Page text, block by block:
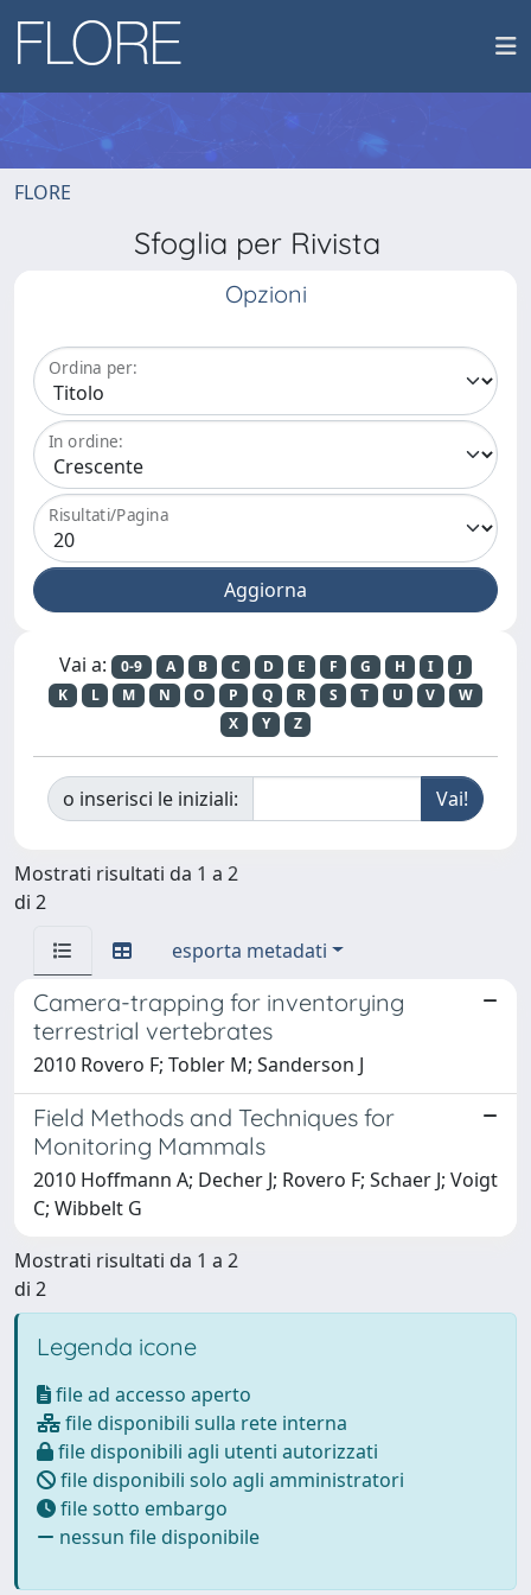
FLORE
Sfoglia per Rivista
Opzioni
Ordina per:
In ordine:
Risultati/Pagina
Vai a: 0-9 A B C D E F G H I
J
K
L M N O P Q R S T U V
W
X
Y Z
o inserisci le iniziali:
Mostrati risultati da 1 a 2
di 2
esporta metadati
Camera-trapping for inventorying
terrestrial vertebrates
2010 Rovero F; Tobler M; Sanderson J
Field Methods and Techniques for
Monitoring Mammals
2010 Hoffmann A; Decher J; Rovero F; Schaer J; Voigt
C; Wibbelt G
Mostrati risultati da 1 a 2
di 2
Legenda icone
file ad accesso aperto
file disponibili sulla rete interna
file disponibili agli utenti autorizzati
file disponibili solo agli amministratori
file sotto embargo
nessun file disponibile